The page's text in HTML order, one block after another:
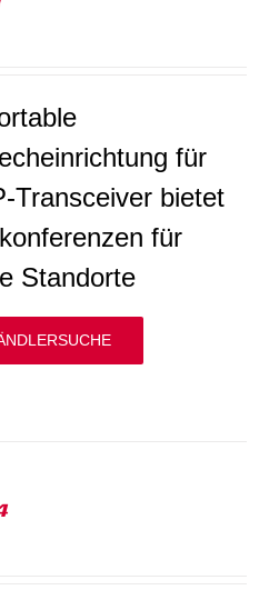
für
Transceiver bietet
für
Standorte